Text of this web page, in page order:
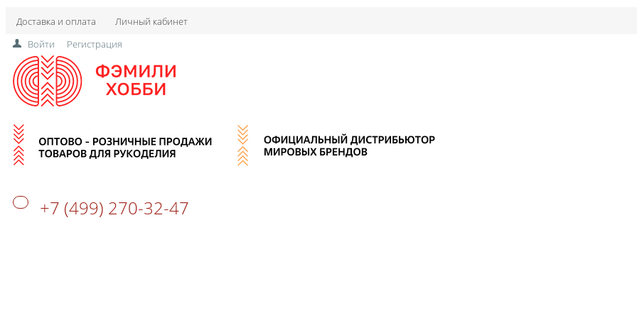
Доставка и оплата Личный кабинет
Войти Регистрация
+7 (499) 270-32-47